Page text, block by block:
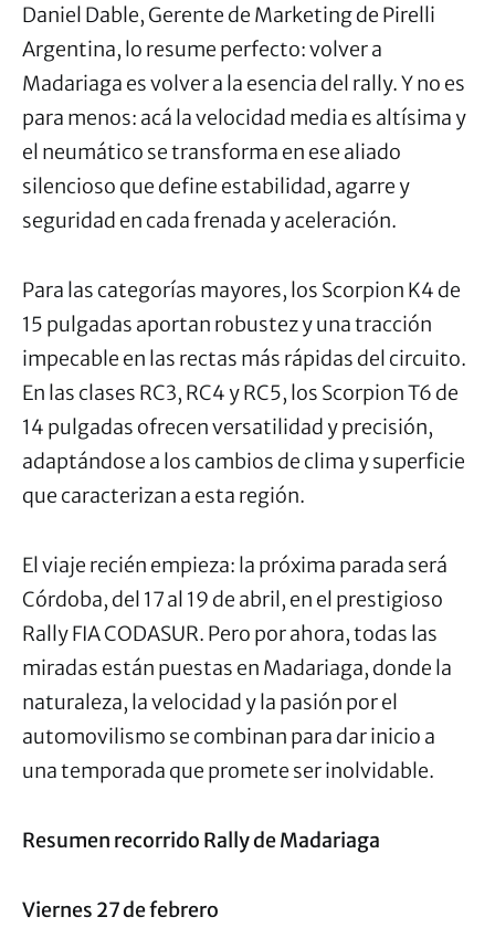
Daniel Dable, Gerente de Marketing de Pirelli
Argentina, lo resume perfecto: volver a
Madariaga es volver a la esencia del rally. Y no es
para menos: acá la velocidad media es altísima y
el neumático se transforma en ese aliado
silencioso que define estabilidad, agarre y
seguridad en cada frenada y aceleración.
Para las categorías mayores, los Scorpion K4 de
15 pulgadas aportan robustez y una tracción
impecable en las rectas más rápidas del circuito.
En las clases RC3, RC4 y RC5, los Scorpion T6 de
14 pulgadas ofrecen versatilidad y precisión,
adaptándose a los cambios de clima y superficie
que caracterizan a esta región.
El viaje recién empieza: la próxima parada será
Córdoba, del 17 al 19 de abril, en el prestigioso
Rally FIA CODASUR. Pero por ahora, todas las
miradas están puestas en Madariaga, donde la
naturaleza, la velocidad y la pasión por el
automovilismo se combinan para dar inicio a
una temporada que promete ser inolvidable.
Resumen recorrido Rally de Madariaga
Viernes 27 de febrero